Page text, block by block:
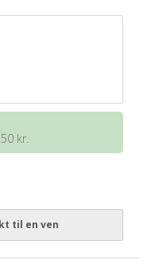
kr.
til en ven